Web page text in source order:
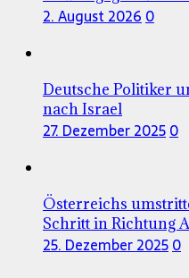
2. August 20260
Deutsche Politiker
nach Israel
27. Dezember 20250
Österreichs
Schritt in Richtung
25. Dezember 20250